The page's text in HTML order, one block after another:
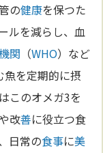
の健康を保つた
ルを減らし、血
関 （WHO）など
魚を定期的に摂
はこのオメガ3を
改善に役立つ食
日常の食事に美